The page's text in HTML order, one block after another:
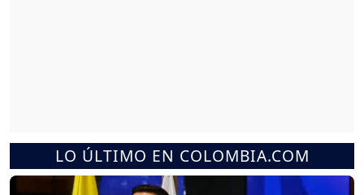
LO ÚLTIMO EN COLOMBIA.COM